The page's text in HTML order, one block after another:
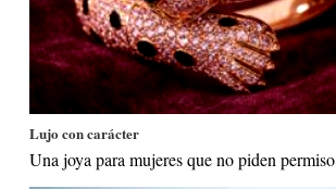
Lujo con carácter
Una joya para mujeres que no piden permiso